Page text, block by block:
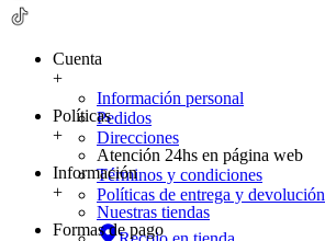
Cuenta
+
Información personal
Pedidos
Direcciones
Políticas
+
Atención 24hs en página web
Términos y condiciones
Políticas de entrega y devolución
Información
+
Nuestras tiendas
Formas de pago